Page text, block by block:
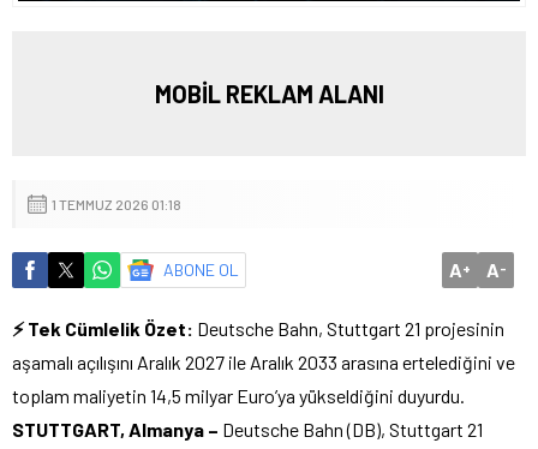
MOBİL REKLAM ALANI
1 TEMMUZ 2026 01:18
ABONE OL A+ A-
⚡ Tek Cümlelik Özet: Deutsche Bahn, Stuttgart 21 projesinin
aşamalı açılışını Aralık 2027 ile Aralık 2033 arasına ertelediğini ve
toplam maliyetin 14,5 milyar Euro’ya yükseldiğini duyurdu.
STUTTGART, Almanya – Deutsche Bahn (DB), Stuttgart 21